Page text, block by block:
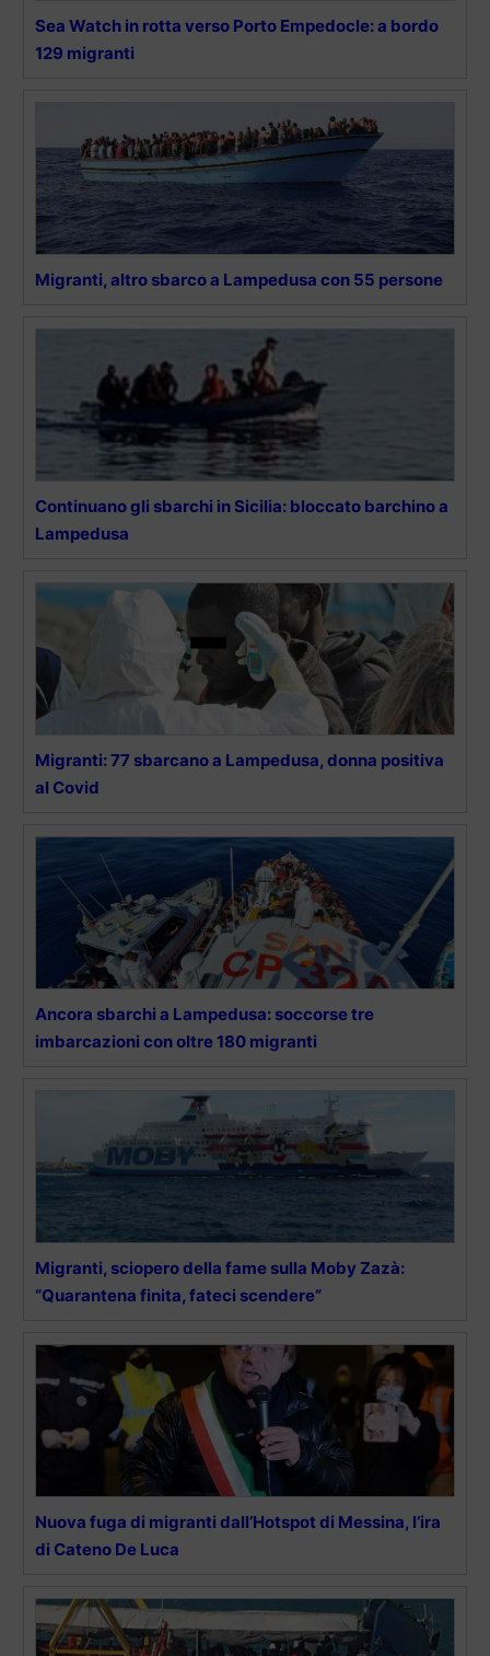
Sea Watch in rotta verso Porto Empedocle: a bordo
129 migranti
Migranti, altro sbarco a Lampedusa con 55 persone
Continuano gli sbarchi in Sicilia: bloccato barchino a
Lampedusa
Migranti: 77 sbarcano a Lampedusa, donna positiva
al Covid
Ancora sbarchi a Lampedusa: soccorse tre
imbarcazioni con oltre 180 migranti
Migranti, sciopero della fame sulla Moby Zazà:
“Quarantena finita, fateci scendere”
Nuova fuga di migranti dall’Hotspot di Messina, l’ira
di Cateno De Luca